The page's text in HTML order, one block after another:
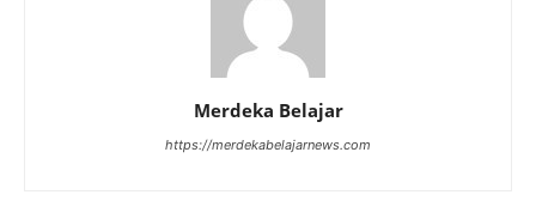
Merdeka Belajar
https://merdekabelajarnews.com